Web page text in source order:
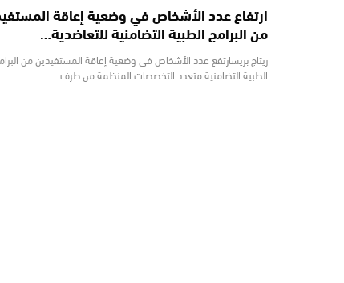
ارتفاع عدد الأشخاص في وضعية إعاقة
من البرامج الطبية التضامنية للتعاضدية…
ريتاج بريسارتفع عدد الأشخاص في وضعية إعاقة المستفيدين من
الطبية التضامنية متعدد التخصصات المنظمة من طرف…